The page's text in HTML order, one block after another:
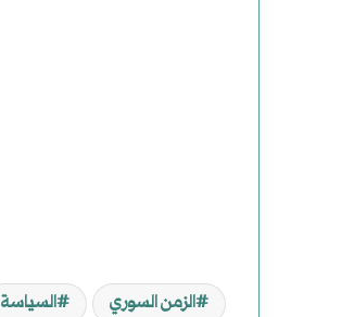
الزمن السوري السياسة